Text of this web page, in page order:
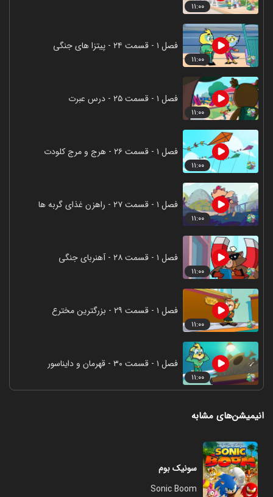
۱۱:۰۰
۱۱:۰۰
فصل ۱ - قسمت ۲۴ - پیتزا های جنگی
۱۱:۰۰
فصل ۱ - قسمت ۲۵ - درس عبرت
۱۱:۰۰
فصل ۱ - قسمت ۲۶ - هرج و مرج کلودت
۱۱:۰۰
فصل ۱ - قسمت ۲۷ - راهزن غذای گربه ها
۱۱:۰۰
فصل ۱ - قسمت ۲۸ - آهنربای جنگی
۱۱:۰۰
فصل ۱ - قسمت ۲۹ - بزرگترین مخترع
۱۱:۰۰
فصل ۱ - قسمت ۳۰ - قهرمان و دایناسور
انیمیشن‌های مشابه
سونیک بوم
Sonic Boom